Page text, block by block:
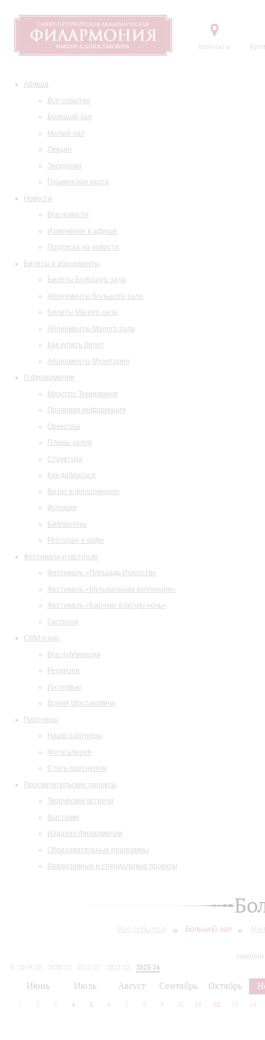
Контакты
Афиша
Все события
Большой зал
Малый зал
Лекции
Экскурсии
Пушкинская карта
Новости
Все новости
Изменения в афише
Подписка на новости
Билеты и абонементы
Билеты Большого зала
Абонементы Большого зала
Билеты Малого зала
Абонементы Малого зала
Как купить билет
Абонементы Музитория
О филармонии
Маэстро Темирканов
Правовая информация
Оркестры
Планы залов
Структура
Как добраться
Визит в филармонию
История
Библиотека
Ресторан и кафе
Фестивали и гастроли
Фестиваль «Площадь Искусств»
Фестиваль «Музыкальная коллекция»
Фестиваль «Барокко в белую ночь»
Гастроли
СМИ о нас
Все публикации
Рецензии
Интервью
Время Шостаковича
Партнеры
Наши партнеры
Фотогалерея
Стать партнером
Просветительские проекты
Творческие встречи
Выставки
Издания филармонии
Образовательные программы
Инклюзивные и специальные проекты
Все события Большой зал
2019/20
2020/21 2021/22 2022/23
2023/24
Июнь Июль Август Сентябрь Октябрь
2 3 4 5 6 7 8 9 10 11 12 13 14